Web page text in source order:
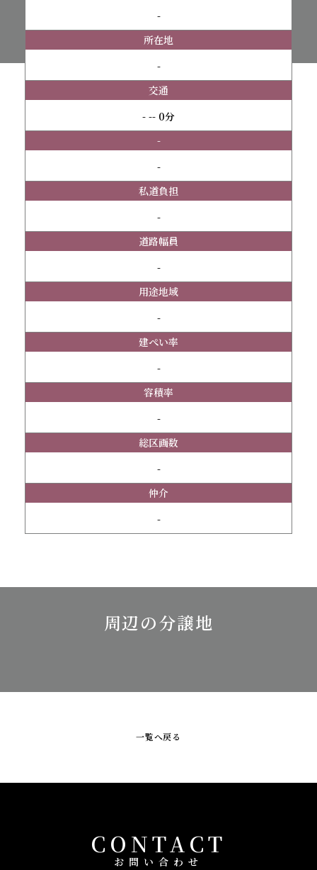
-
所在地
-
交通
- -- 0分
-
-
私道負担
-
道路幅員
-
用途地域
-
建ぺい率
-
容積率
-
総区画数
-
仲介
-
周辺の分譲地
一覧へ戻る
CONTACT
お問い合わせ